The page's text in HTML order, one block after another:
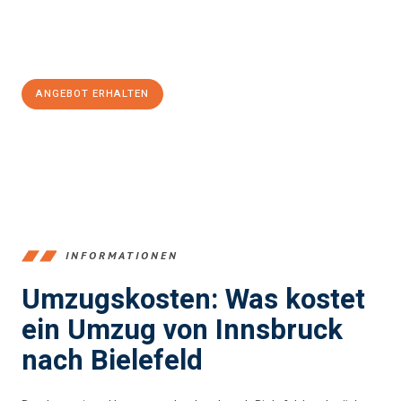
ANGEBOT ERHALTEN
INFORMATIONEN
Umzugskosten: Was kostet
ein Umzug von Innsbruck
nach Bielefeld